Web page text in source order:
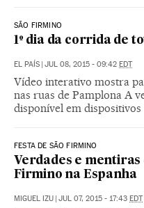
SÃO FIRMINO
1º dia da corrida de
EL PAÍS | JUL 08, 2015 - 09:42 EDT
Vídeo interativo mostra
nas ruas de Pamplona A
disponível em
FESTA DE SÃO FIRMINO
Verdades e mentiras
Firmino na Espanha
MIGUEL IZU | JUL 07, 2015 - 17:43 EDT